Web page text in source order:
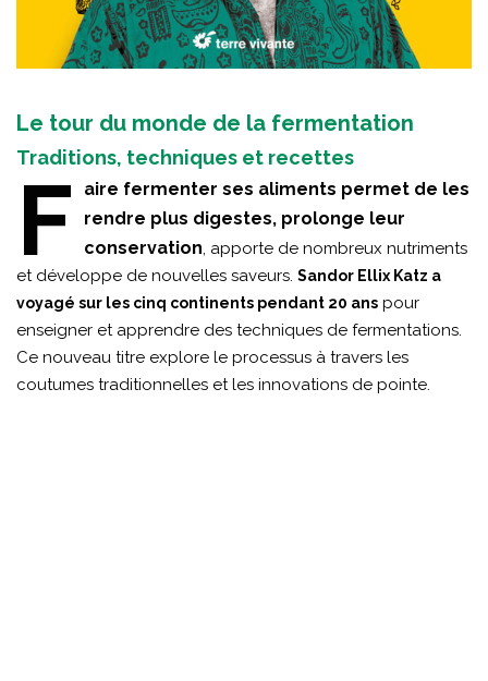
Le tour du monde de la fermentation
Traditions, techniques et recettes
F
aire fermenter ses aliments permet de les
rendre plus digestes, prolonge leur
conservation, apporte de nombreux nutriments
et développe de nouvelles saveurs. Sandor Ellix Katz a
voyagé sur les cinq continents pendant 20 ans pour
enseigner et apprendre des techniques de fermentations.
Ce nouveau titre explore le processus à travers les
coutumes traditionnelles et les innovations de pointe.